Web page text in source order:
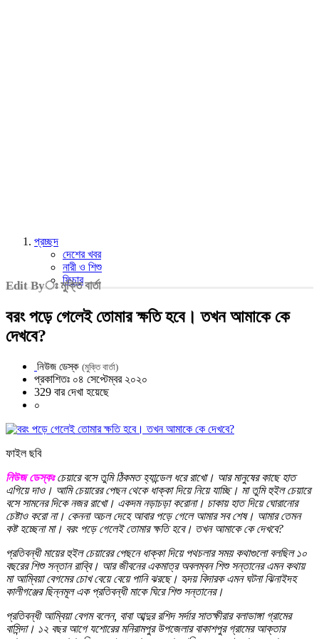
প্রচ্ছদ
দেশের খবর
নারী ও শিশু
ফিচার
Edit Byঃ মুক্তি বার্তা
বরং পড়ে গেলেই তোমার ক্ষতি হবে। তখন আমাকে কে
দেখবে?
নিউজ ডেস্ক (মুক্তি বার্তা)
প্রকাশিতঃ ০৪ সেপ্টেম্বর ২০২০
329 বার দেখা হয়েছে
০
ফাইল ছবি
নিউজ ডেস্কঃ চেয়ারে বসে তুমি ঠিকমত হ্যান্ডেল ধরে রাখো। আর মানুষের কাছে হাত
এগিয়ে দাও। আমি চেয়ারের পেছন থেকে ধাক্কা দিয়ে নিয়ে যাচ্ছি। মা তুমি হুইল চেয়ারে
বসে সামনের দিকে নজর রাখো। একদম নড়াচড়া করোনা। চাকায় হাত দিয়ে ঘোরানোর
চেষ্টাও করো না। কেননা অচল দেহে আবার পড়ে গেলে আমার সব শেষ। আমার তেমন
কষ্ট হচ্ছেনা মা। বরং পড়ে গেলেই তোমার ক্ষতি হবে। তখন আমাকে কে দেখবে?
প্রতিবন্ধী মায়ের হুইল চেয়ারের পেছনে ধাক্কা দিয়ে পথচলার সময় কথাগুলো বলছিল ১০
বছরের শিশু সন্তান রাব্বি। আর জীবনের একমাত্র অবলম্বন শিশু সন্তানের এমন কথায়
মা আম্বিয়া বেগমের চোখ বেয়ে বেয়ে পানি ঝরছে। হৃদয় বিদারক এমন ঘটনা ঝিনাইদহ
কালীগঞ্জের ছিন্নমূল এক প্রতিবন্ধী মাকে ঘিরে শিশু সন্তানের।
প্রতিবন্ধী আম্বিয়া বেগম বলেন, বাবা আব্দুর রশিদ সর্দার সাতক্ষীরার বলাডাঙ্গা গ্রামের
বাসিন্দা। ১২ বছর আগে যশোরের মনিরামপুর উপজেলার বাকাশপুর গ্রামের আক্তার